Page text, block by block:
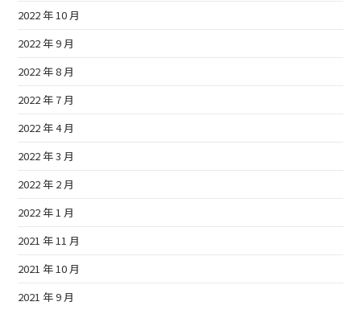
2022 年 10 月
2022 年 9 月
2022 年 8 月
2022 年 7 月
2022 年 4 月
2022 年 3 月
2022 年 2 月
2022 年 1 月
2021 年 11 月
2021 年 10 月
2021 年 9 月